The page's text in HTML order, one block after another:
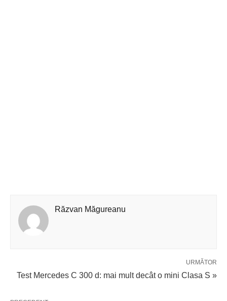
Răzvan Măgureanu
URMĂTOR
Test Mercedes C 300 d: mai mult decât o mini Clasa S »